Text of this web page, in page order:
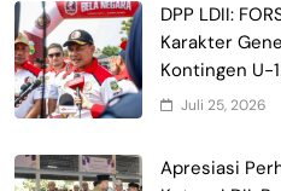
DPP LDII:
Karakter
Kontingen U-
Juli 25, 2026
Apresiasi